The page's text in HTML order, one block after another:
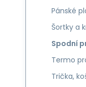
Pánské
Šortky a
Spodní
Termo
Trička,